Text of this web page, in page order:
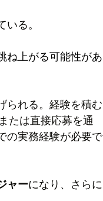
る。
ね上がる可能性があ
られる。経験を積む
たは直接応募を通
の実務経験が必要で
ャーになり、さらに